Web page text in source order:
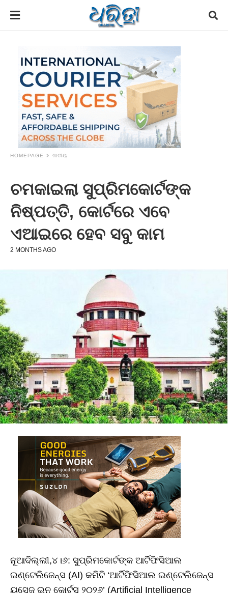
HOMEPAGE ଜାତୀୟ
ଚମକାଇଲା ସୁପ୍ରିମକୋର୍ଟଙ୍କ
ନିଷ୍ପତ୍ତି, କୋର୍ଟରେ ଏବେ
ଏଆଇରେ ହେବ ସବୁ କାମ
2 MONTHS AGO
ନୂଆଦିଲ୍ଲୀ,୪।୬: ସୁପ୍ରିମକୋର୍ଟଙ୍କ ଆର୍ଟିଫିସିଆଲ
ଇଣ୍ଟେଲିଜେନ୍ସ (AI) କମିଟି ‘ଆର୍ଟିଫିସିଆଲ ଇଣ୍ଟେଲିଜେନ୍ସ
ୟୁସେଜ ଇନ କୋର୍ଟସ ୨୦୨୬’ (Artificial Intelligence